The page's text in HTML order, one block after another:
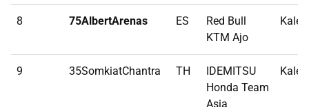
8 75AlbertArenas ES
Red Bull
KTM Ajo
Kalex
9 35SomkiatChantra TH
IDEMITSU
Honda Team
Asia
Kalex